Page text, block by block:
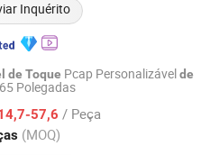
Inquérito
de Toque Pcap Personalizávelde
Polegadas
57,6 / Peça
(MOQ)
Co., Ltd.
Desde 2026